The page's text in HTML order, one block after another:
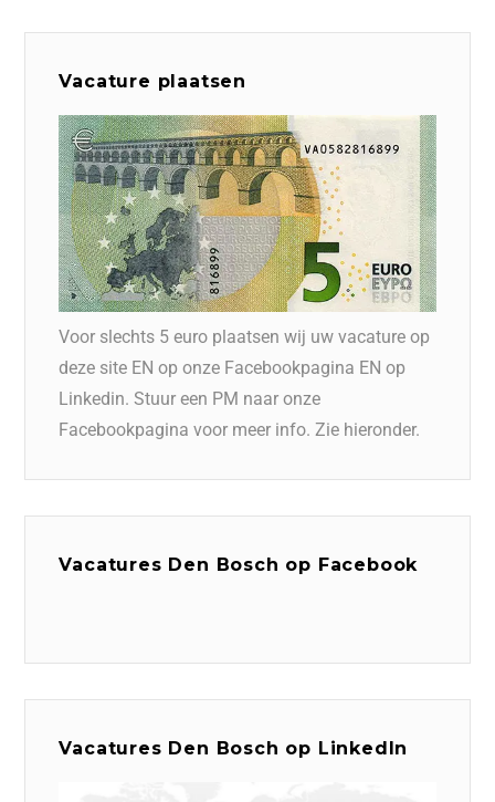
Vacature plaatsen
Voor slechts 5 euro plaatsen wij uw vacature op
deze site EN op onze Facebookpagina EN op
Linkedin. Stuur een PM naar onze
Facebookpagina voor meer info. Zie hieronder.
Vacatures Den Bosch op Facebook
Vacatures Den Bosch op LinkedIn